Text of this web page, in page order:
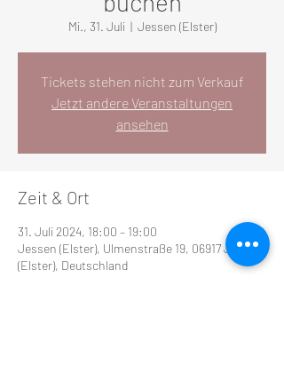
Mi., 31. Juli
  |
Jessen (Elster)
Tickets stehen nicht zum Verkauf
Jetzt andere Veranstaltungen
ansehen
Zeit & Ort
31. Juli 2024, 18:00 – 19:00
Jessen (Elster), Ulmenstraße 19, 06917 Jessen
(Elster), Deutschland